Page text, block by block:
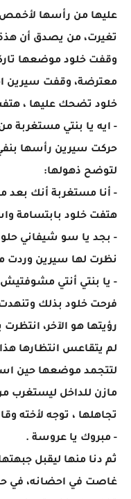
عليها من رأسها لأخمص
تغيرت، من يصدق أن هذة
وقفت خلود موضعها
معترضة، وقفت سيرين
خلود تضحك عليها ،
- ايه يا بنتي مستغربة
حركت سيرين رأسها
لتوضح ذهولها:
- أنا مستغربة أنك بعد
هتفت خلود بابتسامة
- بجد يا سو شيفاني
نظرت لها سيرين وردت
- يا بنتي أنتي
فرحت خلود بذلك
رؤيتها هو الآخر،
لم يتقاعس انتظارها
لتتجمد موضعها حين
مازن للداخل ليستغرب
تجاهلها ، توجه لأخته
- مبروك يا عروسة .
ثم دنا منها ليقبل
غاصت في احضانه، في